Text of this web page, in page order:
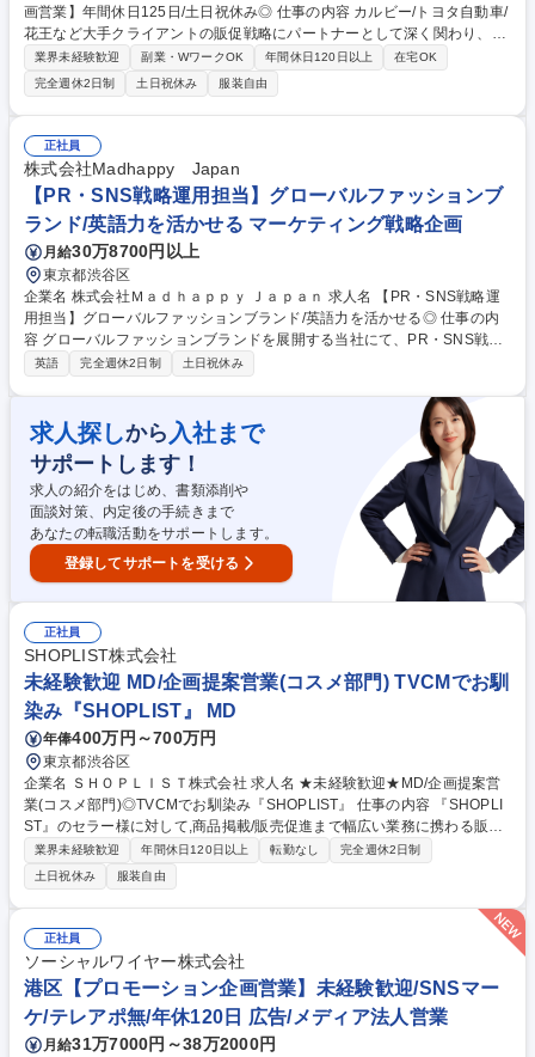
画営業】年間休日125日/土日祝休み◎ 仕事の内容 カルビー/トヨタ自動車/
花王など大手クライアントの販促戦略にパートナーとして深く関わり、ノ
ベルティグッズやOEM（受託製造）商品の企画営業をお任せ。顧客のニー
ズに合わせてゼロから形にする面白い仕事。 ECサイトからの反響を中心
に、お客様の「オリジナルノベルティを作りたい」等のニーズに応えま
す。 【業務の流れ】営業事務が受けた問合せに対し、WEBや訪問で商談
（訪問は1日平均1～2件、月1～2回程度の関東方面への出張有）→販促担
当者へヒアリングし、企画書を提案→受注後、納品まで管理 ★商談の約半
数がイチから商品を開発するOEM案件です。自分のアイデアが形になり世
に出る、大きなやりがいを実感できます。 募集職種 未経験歓迎！京都
【ノベルティ×OEM企画営業】年間休日125日/土日祝休み◎
業界未経験歓迎 副業・WワークOK 年間休日120日以上
在宅OK
完全週休2日制
土日祝休み 服装自由
正社員
株式会社Madhappy Japan
【PR・SNS戦略運用担当】グローバルファッションブ
ランド/英語力を活かせる マーケティング戦略企画
月給30万8700円以上
東京都渋谷区
企業名 株式会社Ｍａｄｈａｐｐｙ Ｊａｐａｎ 求人名 【PR・SNS戦略運
用担当】グローバルファッションブランド/英語力を活かせる◎ 仕事の内
容 グローバルファッションブランドを展開する当社にて、PR・SNS戦略
立案/企画/運用担当者を募集します。 【主な業務内容】■当該事業におけ
状分析と課題抽出、フォロワー数/エンゲージメント向上に向けた施策実行
■SNSを活用したユーザー参加型のオンライン・オフラインでのプロモー
ション企画・提案 ■SNSマーケティングに関する企画・提案 ■インフルエ
ンサー、クリエイターとのコラボレーション施策の企画/実行 ■リース業務
■プレスリリース作成 募集職種 【PR・SNS戦略運用担当】グローバルフ
ァッションブランド/英語力を活かせる◎
英語 完全週休2日制 土日祝休み
求人探しから 入社まで
サポートします！
求人の紹介をはじめ、書類添削や
面談対策、内定後の手続きまで
あなたの転職活動をサポートします。
登録してサポートを受ける
正社員
SHOPLIST株式会社
未経験歓迎 MD/企画提案営業(コスメ部門) TVCMでお馴
染み『SHOPLIST』 MD
年俸400万円～700万円
東京都渋谷区
企業名 ＳＨＯＰＬＩＳＴ株式会社 求人名 ★未経験歓迎★MD/企画提案営
業(コスメ部門)◎TVCMでお馴染み『SHOPLIST』 仕事の内容 『SHOPLI
ST』のセラー様に対して,商品掲載/販売促進まで幅広い業務に携わる販促
企画営業として活躍いただく方を募集します！ 【詳細】■幅広いコスメア
イテムを販売するセラーへの広告提案を行い, 『SHOPLIST』の品揃え拡
充と担当カテゴリーの売上/広告収入の拡大を推進いただきます。■『SHO
PLIST』へ新規出店いただくクライアントの新規開拓営業をしていただく
こともあります。 【特徴】■流行/トレンドにアンテナを張りながら,セラ
ー様と販売戦略を練る,いわば「ヒット商品の仕掛け人」ともいえるポジシ
ョンです。■セラー様に対してプロモーション活動を含む販売促進活動ま
でをワンストップで担当します。 募集職種 ★未経験歓迎★MD/企画提案
営業(コスメ部門)◎TVCMでお馴染み『SHOPLIST』
業界未経験歓迎 年間休日120日以上 転勤なし
完全週休2日制
土日祝休み
服装自由
正社員
ソーシャルワイヤー株式会社
港区【プロモーション企画営業】未経験歓迎/SNSマー
ケ/テレアポ無/年休120日 広告/メディア法人営業
月給31万7000円～38万2000円